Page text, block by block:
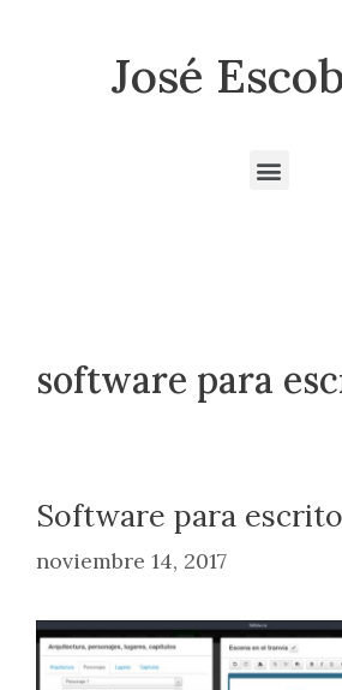
José
software para
Software para
noviembre 14, 2017